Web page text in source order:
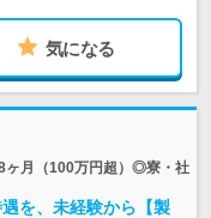
気になる
月（100万円超）◎寮・社
を、未経験から【製